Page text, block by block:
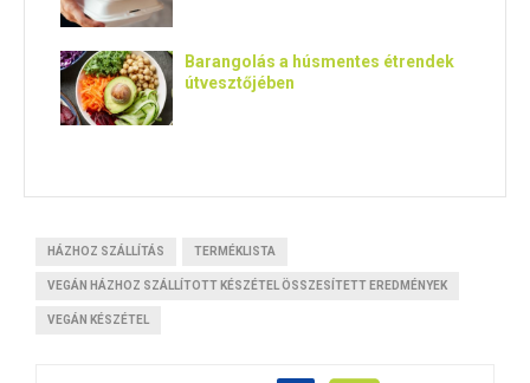
Barangolás a húsmentes étrendek
útvesztőjében
HÁZHOZ SZÁLLÍTÁS TERMÉKLISTA
VEGÁN HÁZHOZ SZÁLLÍTOTT KÉSZÉTEL ÖSSZESÍTETT EREDMÉNYEK
VEGÁN KÉSZÉTEL